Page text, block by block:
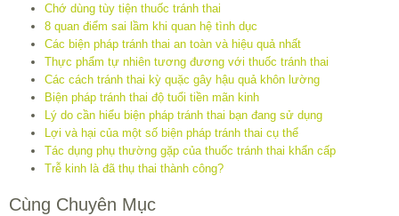
Chớ dùng tùy tiện thuốc tránh thai
8 quan điểm sai lầm khi quan hệ tình dục
Các biện pháp tránh thai an toàn và hiệu quả nhất
Thực phẩm tự nhiên tương đương với thuốc tránh thai
Các cách tránh thai kỳ quặc gây hậu quả khôn lường
Biện pháp tránh thai độ tuổi tiền mãn kinh
Lý do cần hiểu biện pháp tránh thai bạn đang sử dụng
Lợi và hại của một số biện pháp tránh thai cụ thể
Tác dụng phụ thường gặp của thuốc tránh thai khẩn cấp
Trễ kinh là đã thụ thai thành công?
Cùng Chuyên Mục